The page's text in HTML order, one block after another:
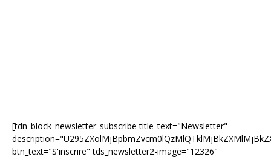
[tdn_block_newsletter_subscribe title_text="Newsletter"
btn_text="S'inscrire" tds_newsletter2-image="12326"